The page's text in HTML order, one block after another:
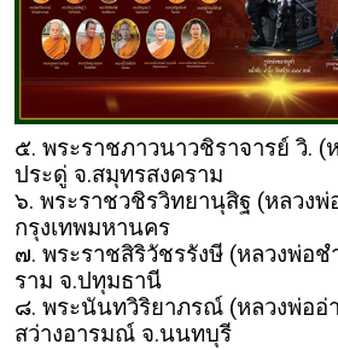
๕. พระราชภาวนาวชิราจารย์ วิ. (
ประดู่ จ.สมุทรสงคราม
๖. พระราชวชิรวิทยานุสิฐ (หลวงพ่
กรุงเทพมหานคร
๗. พระราชสิริวัชรรังษี (หลวงพ่อ
ราม จ.ปทุมธานี
๘. พระนันทวิริยาภรณ์ (หลวงพ่ออ่
สว่างอารมณ์ จ.นนทบุรี